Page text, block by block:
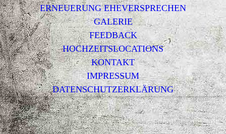
ERNEUERUNG EHEVERSPRECHEN
GALERIE
FEEDBACK
HOCHZEITSLOCATIONS
KONTAKT
IMPRESSUM
DATENSCHUTZERKLÄRUNG